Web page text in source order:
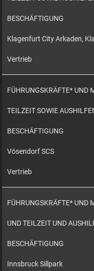
BESCHÄFTIGUNG
Klagenfurt City Arkaden,
Vertrieb
FÜHRUNGSKRÄFTE* UND
TEILZEIT SOWIE
BESCHÄFTIGUNG
Vösendorf SCS
Vertrieb
FÜHRUNGSKRÄFTE* UND
UND TEILZEIT UND
BESCHÄFTIGUNG
Innsbruck Sillpark